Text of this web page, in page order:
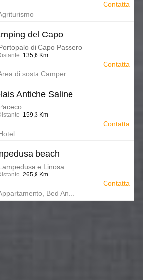
Contatta
del Capo
di Capo Passero
135,6 Km
di sosta Camper...
Contatta
Antiche Saline
159,3 Km
Contatta
beach
e Linosa
265,8 Km
Bed An...
Contatta